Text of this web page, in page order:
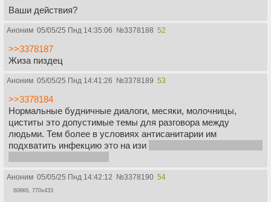
Ваши действия?
Аноним 05/05/25 Пнд 14:35:06 №3378188 52
>>3378187
Жиза пиздец
Аноним 05/05/25 Пнд 14:41:26 №3378189 53
>>3378184
Нормальные будничные диалоги, месяки, молочницы,
циститы это допустимые темы для разговора между
людьми. Тем более в условиях антисанитарии им
подхватить инфекцию это на изи
Аноним 05/05/25 Пнд 14:42:12 №3378190 54
608Кб, 770x433